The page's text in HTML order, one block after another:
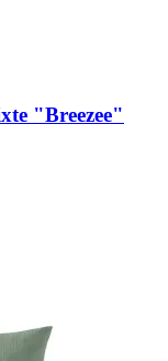
"Breezee"